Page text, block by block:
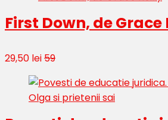
First Down, de Grace
29,50 lei59